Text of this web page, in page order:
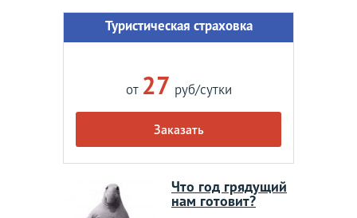
Туристическая страховка
от 27 руб/сутки
Заказать
Что год грядущий
нам готовит?